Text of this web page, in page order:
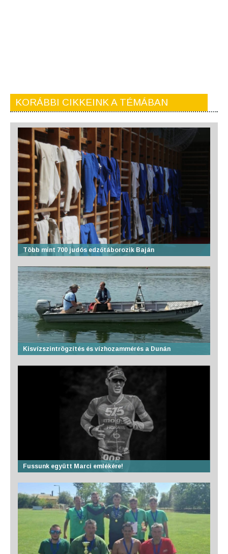
KORÁBBI CIKKEINK A TÉMÁBAN
Több mint 700 judós edzőtáborozik Baján
Kisvízszintrögzítés és vízhozammérés a Dunán
Fussunk együtt Marci emlékére!